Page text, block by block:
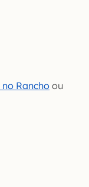
Ranchoou